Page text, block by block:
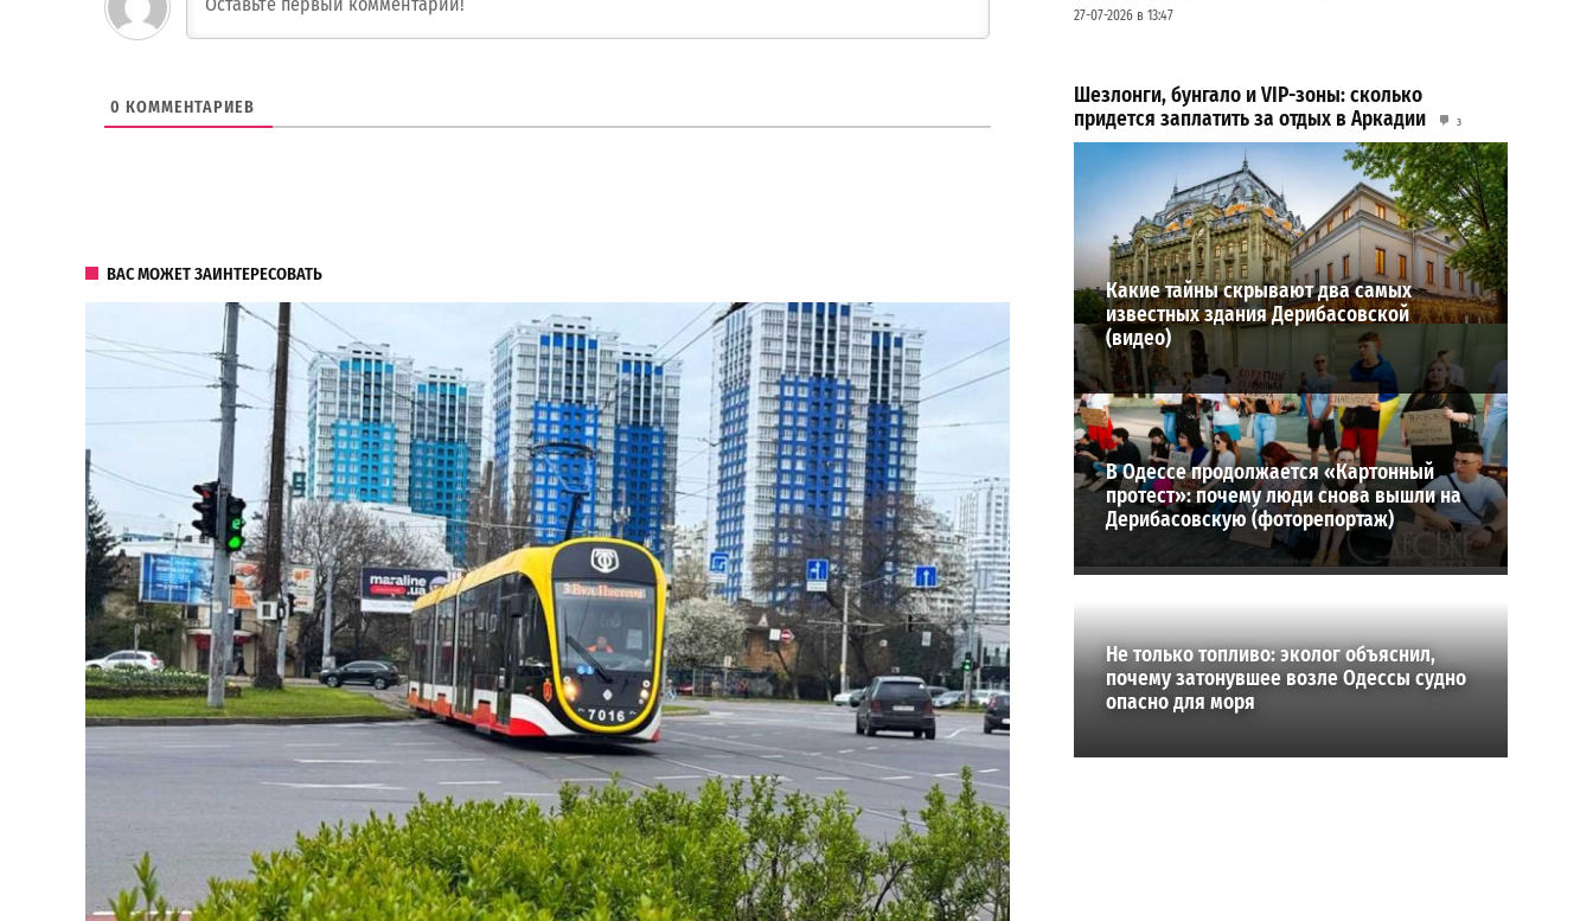
0 КОММЕНТАРИЕВ
ВАС МОЖЕТ ЗАИНТЕРЕСОВАТЬ
27-07-2026 в 13:47
Шезлонги, бунгало и VIP-зоны: сколько
придется заплатить за отдых в Аркадии
3
ВИБОР РЕДАКЦИИ
Какие тайны скрывают два самых
известных здания Дерибасовской
(видео)
В Одессе продолжается «Картонный
протест»: почему люди снова вышли на
Дерибасовскую (фоторепортаж)
Не только топливо: эколог объяснил,
почему затонувшее возле Одессы судно
опасно для моря